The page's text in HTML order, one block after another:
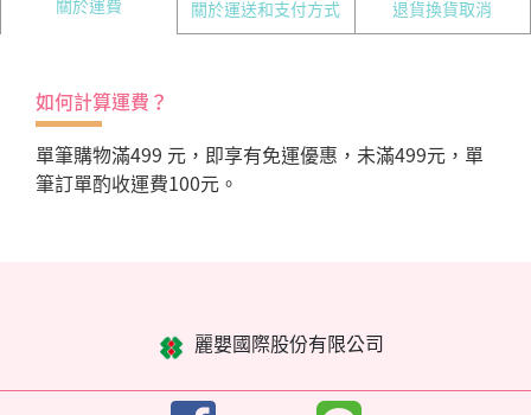
關於運送和支付方式 退貨換貨取消
如何計算運費？
單筆購物滿499 元，即享有免運優惠，未滿499元，單
筆訂單酌收運費100元。
麗嬰國際股份有限公司